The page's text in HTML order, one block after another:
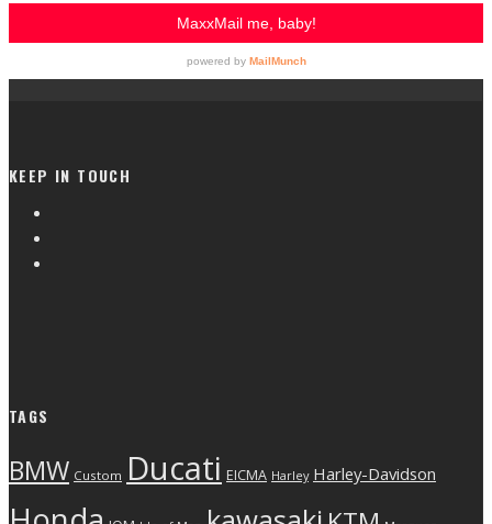
KEEP IN TOUCH
TAGS
BMW Custom Ducati EICMA Harley Harley-Davidson